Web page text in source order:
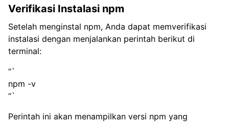
Verifikasi Instalasi npm
Setelah menginstal npm, Anda dapat memverifikasi
instalasi dengan menjalankan perintah berikut di
terminal:
“`
npm -v
“`
Perintah ini akan menampilkan versi npm yang